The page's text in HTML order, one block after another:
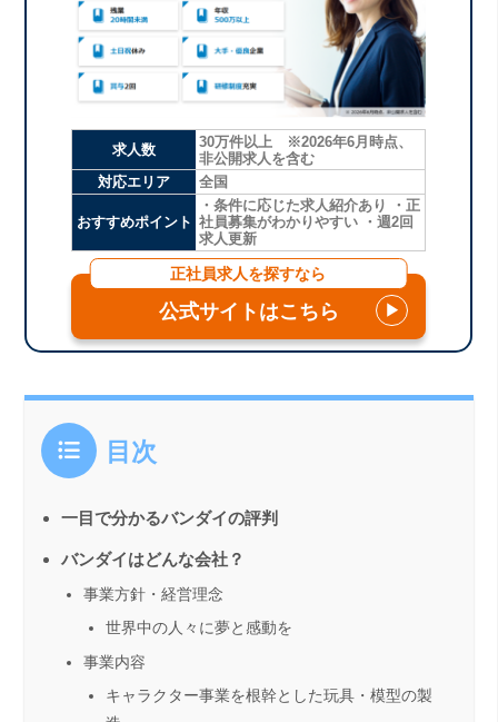
求人数
30万件以上 ※2026年6月時点、
非公開求人を含む
対応エリア
全国
おすすめポイント
・条件に応じた求人紹介あり ・正
社員募集がわかりやすい ・週2回
求人更新
正社員求人を探すなら
公式サイトはこちら ▶
目次
一目で分かるバンダイの評判
バンダイはどんな会社？
事業方針・経営理念
世界中の人々に夢と感動を
事業内容
キャラクター事業を根幹とした玩具・模型の製